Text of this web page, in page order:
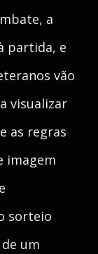
a
partida, e
vão
visualizar
as regras
imagem
sorteio
um